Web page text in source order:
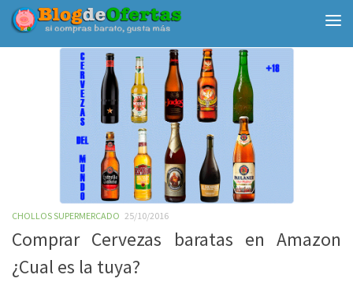
Debajo del contenido
CHOLLOS SUPERMERCADO 25/10/2016
Comprar Cervezas baratas en Amazon
¿Cual es la tuya?